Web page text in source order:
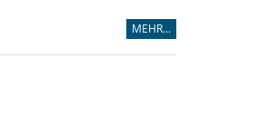
MEHR...